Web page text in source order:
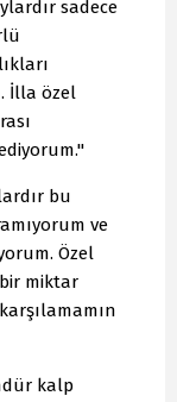
sadece
İlla özel
bu
ve
Özel
miktar
kalp